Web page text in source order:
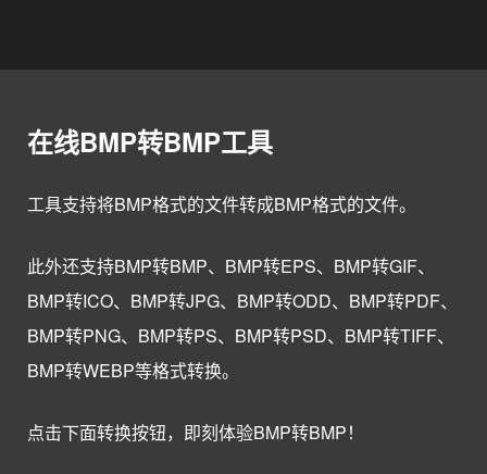
在线BMP转BMP工具
工具支持将BMP格式的文件转成BMP格式的文件。
此外还支持BMP转BMP、BMP转EPS、BMP转GIF、
BMP转ICO、BMP转JPG、BMP转ODD、BMP转PDF、
BMP转PNG、BMP转PS、BMP转PSD、BMP转TIFF、
BMP转WEBP等格式转换。
点击下面转换按钮，即刻体验BMP转BMP！